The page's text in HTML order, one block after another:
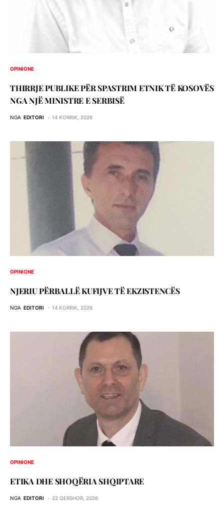
OPINIONE
THIRRJE PUBLIKE PËR SPASTRIM ETNIK TË KOSOVËS
NGA NJË MINISTRE E SERBISË
NGA EDITORI 14 KORRIK, 2026
OPINIONE
NJERIU PЁRBALLЁ KUFIJVE TЁ EKZISTENCЁS
NGA EDITORI 14 KORRIK, 2026
OPINIONE
ETIKA DHE SHOQЁRIA SHQIPTARE
NGA EDITORI 22 QERSHOR, 2026